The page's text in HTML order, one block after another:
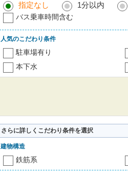
指定なし 1分以内
バス乗車時間含む
人気のこだわり条件
駐車場有り
本下水
さらに詳しくこだわり条件を選択
建物構造
鉄筋系